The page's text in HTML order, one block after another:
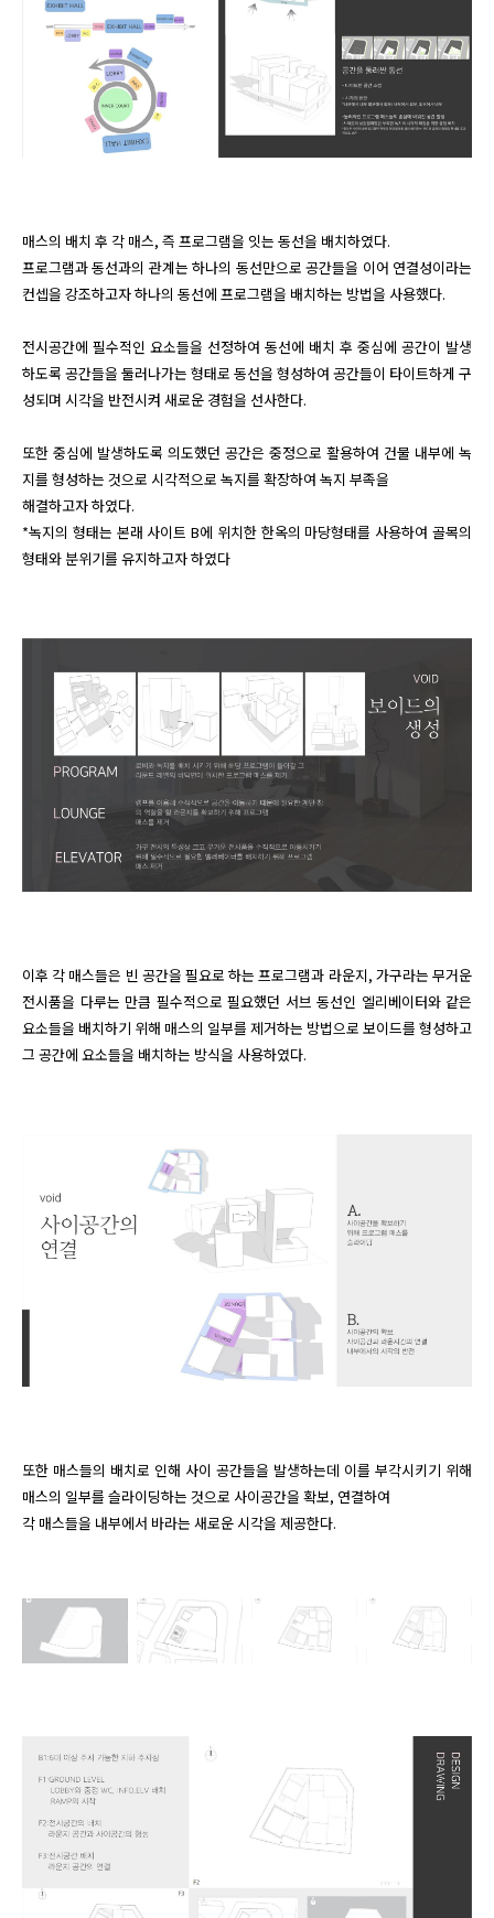
매스의 배치 후 각 매스, 즉 프로그램을 잇는 동선을 배치하였다.
프로그램과 동선과의 관계는 하나의 동선만으로 공간들을 이어 연결성이라는
컨셉을 강조하고자 하나의 동선에 프로그램을 배치하는 방법을 사용했다.
전시공간에 필수적인 요소들을 선정하여 동선에 배치 후 중심에 공간이 발생
하도록 공간들을 둘러나가는 형태로 동선을 형성하여 공간들이 타이트하게 구
성되며 시각을 반전시켜 새로운 경험을 선사한다.
또한 중심에 발생하도록 의도했던 공간은 중정으로 활용하여 건물 내부에 녹
지를 형성하는 것으로 시각적으로 녹지를 확장하여 녹지 부족을
해결하고자 하였다.
*녹지의 형태는 본래 사이트 B에 위치한 한옥의 마당형태를 사용하여 골목의
형태와 분위기를 유지하고자 하였다
이후 각 매스들은 빈 공간을 필요로 하는 프로그램과 라운지, 가구라는 무거운
전시품을 다루는 만큼 필수적으로 필요했던 서브 동선인 엘리베이터와 같은
요소들을 배치하기 위해 매스의 일부를 제거하는 방법으로 보이드를 형성하고
그 공간에 요소들을 배치하는 방식을 사용하였다.
또한 매스들의 배치로 인해 사이 공간들을 발생하는데 이를 부각시키기 위해
매스의 일부를 슬라이딩하는 것으로 사이공간을 확보, 연결하여
각 매스들을 내부에서 바라는 새로운 시각을 제공한다.